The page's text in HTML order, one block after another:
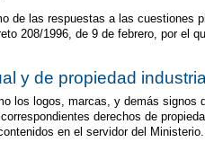
de las respuestas a las
208/1996, de 9 de febrero, por el
y de propiedad industrial
los logos, marcas, y demás
derechos de
en el servidor del Ministerio.